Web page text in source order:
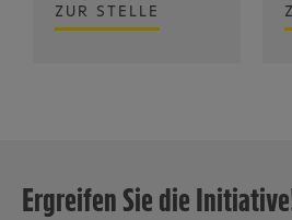
ZUR STELLE
Ergreifen Sie die